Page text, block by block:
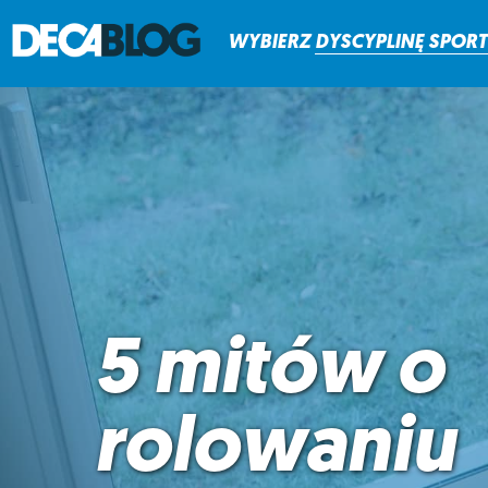
WYBIERZ DYSCYPLINĘ
5 mitów o
rolowaniu